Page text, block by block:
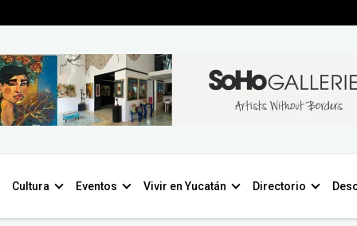
Cultura Eventos Vivir en Yucatán Directorio